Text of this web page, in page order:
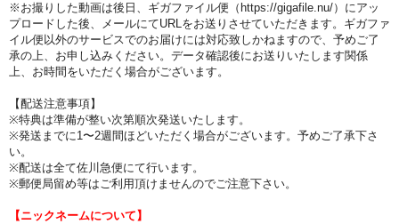
※お撮りした動画は後日、ギガファイル便（https://gigafile.nu/）にアッ
プロードした後、メールにてURLをお送りさせていただきます。ギガファ
イル便以外のサービスでのお届けには対応致しかねますので、予めご了
承の上、お申し込みください。データ確認後にお送りいたします関係
上、お時間をいただく場合がございます。
【配送注意事項】
※特典は準備が整い次第順次発送いたします。
※発送までに1〜2週間ほどいただく場合がございます。予めご了承下さ
い。
※配送は全て佐川急便にて行います。
※郵便局留め等はご利用頂けませんのでご注意下さい。
【ニックネームについて】